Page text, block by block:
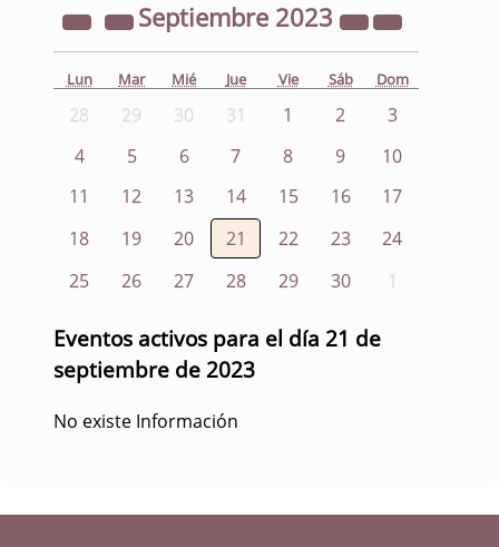
Septiembre 2023
Lun Mar Mié Jue Vie Sáb Dom
28 29 30 31 1 2
3
4
5 6 7 8 9
10
11
12 13 14 15 16
17
18
19 20 21 22 23
24
25
26 27 28 29 30 1
Eventos activos para el día 21 de
septiembre de 2023
No existe Información